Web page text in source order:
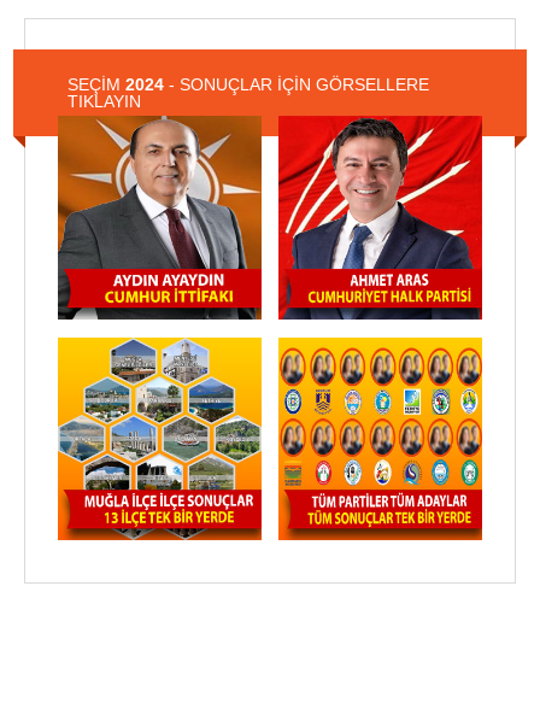
SEÇİM 2024 - SONUÇLAR İÇİN GÖRSELLERE
TIKLAYIN